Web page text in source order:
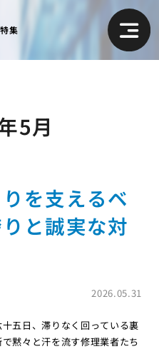
集
5月
を支えるベ
と誠実な対
2026.05.31
五日、滞りなく回っている裏
黙々と汗を流す修理業者たち